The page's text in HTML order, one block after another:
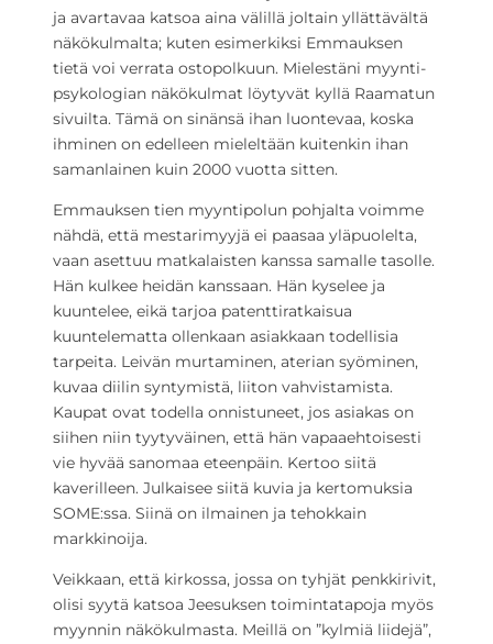
ja avartavaa katsoa aina välillä joltain yllättävältä
näkökulmalta; kuten esimerkiksi Emmauksen
tietä voi verrata ostopolkuun. Mielestäni myynti­
psykologian näkökulmat löytyvät kyllä Raamatun
sivuilta. Tämä on sinänsä ihan luontevaa, koska
ihminen on edelleen mieleltään kuitenkin ihan
samanlainen kuin 2000 vuotta sitten.
Emmauksen tien myyntipolun pohjalta voimme
nähdä, että mestarimyyjä ei paasaa yläpuolelta,
vaan asettuu matkalaisten kanssa samalle tasolle.
Hän kulkee heidän kanssaan. Hän kyselee ja
kuuntelee, eikä tarjoa patenttiratkaisua
kuuntelematta ollenkaan asiakkaan todellisia
tarpeita. Leivän murtaminen, aterian syöminen,
kuvaa diilin syntymistä, liiton vahvistamista.
Kaupat ovat todella onnistuneet, jos asiakas on
siihen niin tyytyväinen, että hän vapaaehtoisesti
vie hyvää sanomaa eteenpäin. Kertoo siitä
kaverilleen. Julkaisee siitä kuvia ja kertomuksia
SOME:ssa. Siinä on ilmainen ja tehokkain
markkinoija.
Veikkaan, että kirkossa, jossa on tyhjät penkkirivit,
olisi syytä katsoa Jeesuksen toimintatapoja myös
myynnin näkökulmasta. Meillä on ”kylmiä liidejä”,